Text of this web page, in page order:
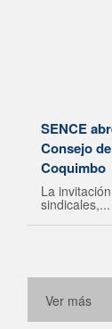
SENCE
Consejo
Coquimbo
La
sindicales,...
Ver más